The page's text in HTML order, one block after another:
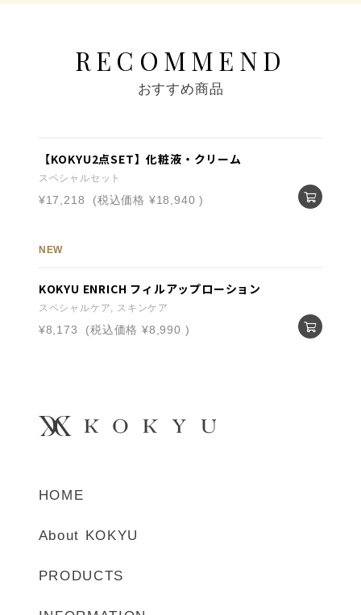
RECOMMEND
おすすめ商品
【KOKYU2点SET】化粧液・クリーム
スペシャルセット
¥17,218 (税込価格 ¥18,940 )
NEW
KOKYU ENRICH フィルアップローション
スペシャルケア, スキンケア
¥8,173 (税込価格 ¥8,990 )
HOME
About KOKYU
PRODUCTS